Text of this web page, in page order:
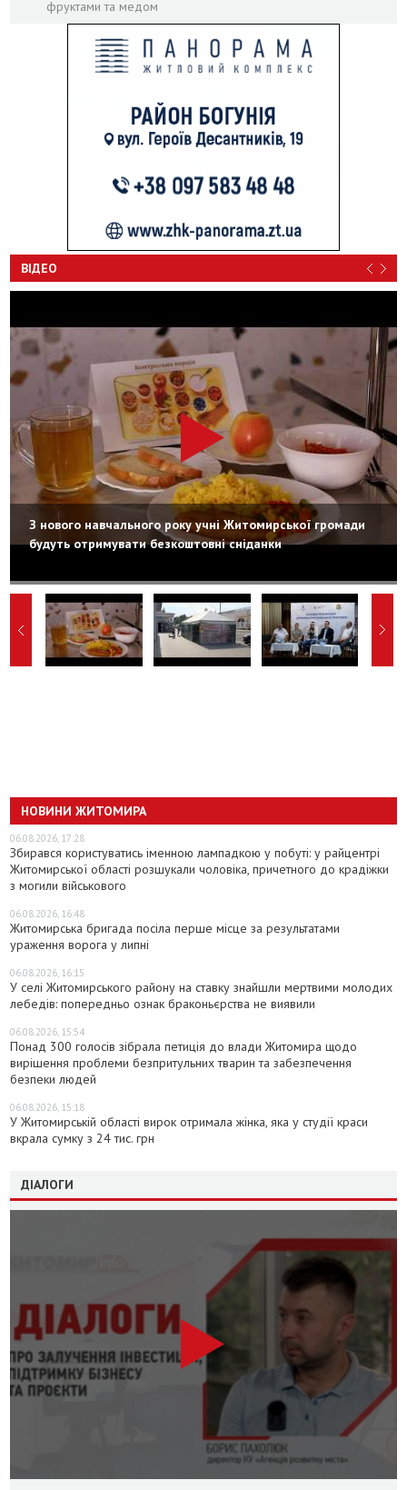
фруктами та медом
ВІДЕО
З нового навчального року учні Житомирської громади
будуть отримувати безкоштовні сніданки
НОВИНИ ЖИТОМИРА
06.08.2026, 17:28
Збирався користуватись іменною лампадкою у побуті: у райцентрі
Житомирської області розшукали чоловіка, причетного до крадіжки
з могили військового
06.08.2026, 16:48
Житомирська бригада посіла перше місце за результатами
ураження ворога у липні
06.08.2026, 16:15
У селі Житомирського району на ставку знайшли мертвими молодих
лебедів: попередньо ознак браконьєрства не виявили
06.08.2026, 15:54
Понад 300 голосів зібрала петиція до влади Житомира щодо
вирішення проблеми безпритульних тварин та забезпечення
безпеки людей
06.08.2026, 15:18
У Житомирській області вирок отримала жінка, яка у студії краси
вкрала сумку з 24 тис. грн
ДІАЛОГИ